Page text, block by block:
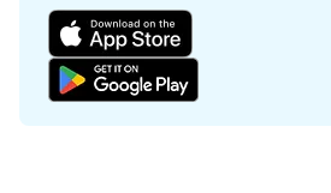
保管できる荷物数